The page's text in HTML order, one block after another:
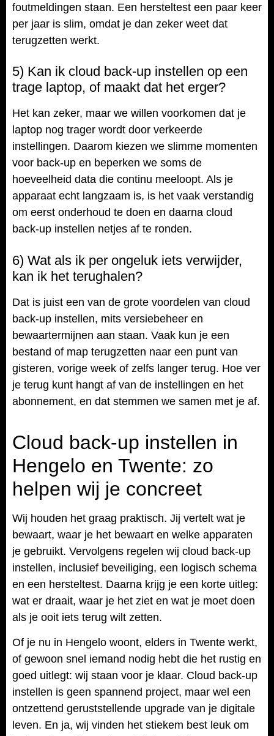
foutmeldingen staan. Een hersteltest een paar keer
per jaar is slim, omdat je dan zeker weet dat
terugzetten werkt.
5) Kan ik cloud back-up instellen op een
trage laptop, of maakt dat het erger?
Het kan zeker, maar we willen voorkomen dat je
laptop nog trager wordt door verkeerde
instellingen. Daarom kiezen we slimme momenten
voor back-up en beperken we soms de
hoeveelheid data die continu meeloopt. Als je
apparaat echt langzaam is, is het vaak verstandig
om eerst onderhoud te doen en daarna cloud
back-up instellen netjes af te ronden.
6) Wat als ik per ongeluk iets verwijder,
kan ik het terughalen?
Dat is juist een van de grote voordelen van cloud
back-up instellen, mits versiebeheer en
bewaartermijnen aan staan. Vaak kun je een
bestand of map terugzetten naar een punt van
gisteren, vorige week of zelfs langer terug. Hoe ver
je terug kunt hangt af van de instellingen en het
abonnement, en dat stemmen we samen met je af.
Cloud back-up instellen in
Hengelo en Twente: zo
helpen wij je concreet
Wij houden het graag praktisch. Jij vertelt wat je
bewaart, waar je het bewaart en welke apparaten
je gebruikt. Vervolgens regelen wij cloud back-up
instellen, inclusief beveiliging, een logisch schema
en een hersteltest. Daarna krijg je een korte uitleg:
wat er draait, waar je het ziet en wat je moet doen
als je ooit iets terug wilt zetten.
Of je nu in Hengelo woont, elders in Twente werkt,
of gewoon snel iemand nodig hebt die het rustig en
goed uitlegt: wij staan voor je klaar. Cloud back-up
instellen is geen spannend project, maar wel een
ontzettend geruststellende upgrade van je digitale
leven. En ja, wij vinden het stiekem best leuk om